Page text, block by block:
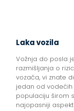
Laka vozila
Vožnja do posla
razmišljanja o
vozača, vi znate
jedan od
populaciju širom
najopasniji